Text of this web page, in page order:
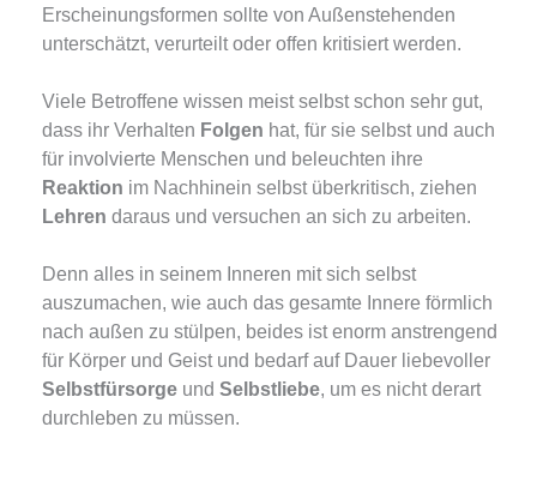
Erscheinungsformen sollte von Außenstehenden
unterschätzt, verurteilt oder offen kritisiert werden.
Viele Betroffene wissen meist selbst schon sehr gut,
dass ihr Verhalten Folgen hat, für sie selbst und auch
für involvierte Menschen und beleuchten ihre
Reaktion im Nachhinein selbst überkritisch, ziehen
Lehren daraus und versuchen an sich zu arbeiten.
Denn alles in seinem Inneren mit sich selbst
auszumachen, wie auch das gesamte Innere förmlich
nach außen zu stülpen, beides ist enorm anstrengend
für Körper und Geist und bedarf auf Dauer liebevoller
Selbstfürsorge und Selbstliebe, um es nicht derart
durchleben zu müssen.